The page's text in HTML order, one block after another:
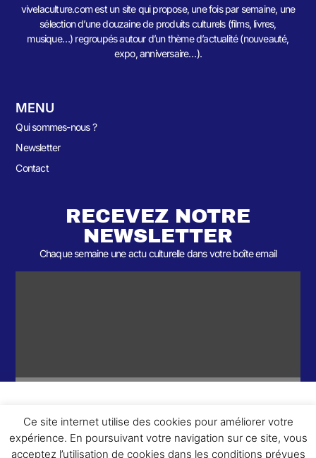
vivelaculture.com est un site qui propose, une fois par semaine, une
sélection d’une douzaine de produits culturels (films, livres,
musique…) regroupés autour d’un thème d’actualité (nouveauté,
expo, anniversaire…).
MENU
Qui sommes-nous ?
Newsletter
Contact
RECEVEZ NOTRE
NEWSLETTER
Chaque semaine une actu culturelle dans votre boîte email
© 2026- Une collaboration 2 ème Round et Yellowpoly. Tous droits
réservés.
Ce site internet utilise des cookies pour améliorer votre
expérience. En poursuivant votre navigation sur ce site, vous
acceptez l’utilisation de cookies dans les conditions prévues